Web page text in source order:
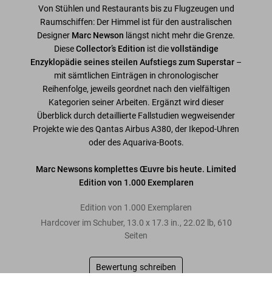
Von Stühlen und Restaurants bis zu Flugzeugen und
Raumschiffen: Der Himmel ist für den australischen
Designer Marc Newson längst nicht mehr die Grenze.
DieseCollector’s Edition ist dievollständige
Enzyklopädie seines steilen Aufstiegs zum Superstar –
mit sämtlichen Einträgen in chronologischer
Reihenfolge, jeweils geordnet nach den vielfältigen
Kategorien seiner Arbeiten. Ergänzt wird dieser
Überblick durch detaillierte Fallstudien wegweisender
Projekte wie des Qantas Airbus A380, der Ikepod-Uhren
oder des Aquariva-Boots.
Marc Newsons komplettes Œuvre bis heute. Limited
Edition von 1.000 Exemplaren
Edition von 1.000 Exemplaren
Hardcover im Schuber, 13.0 x 17.3 in., 22.02 lb, 610
Seiten
Bewertung schreiben